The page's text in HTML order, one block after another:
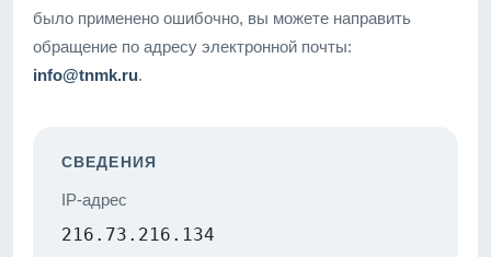
было применено ошибочно, вы можете направить
обращение по адресу электронной почты:
info@tnmk.ru.
СВЕДЕНИЯ
IP-адрес
216.73.216.134